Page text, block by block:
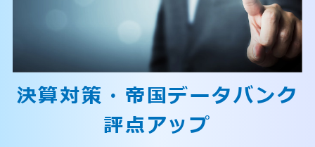
決算対策・ 帝国データバンク
評点アップ